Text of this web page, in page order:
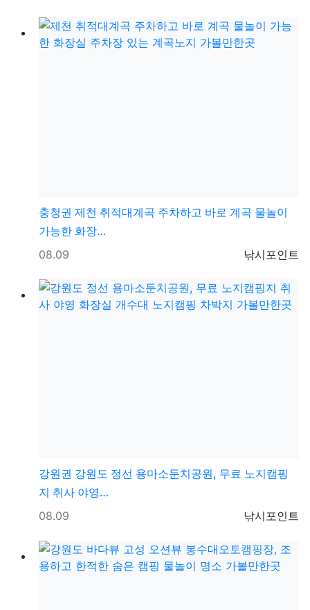
충청권 제천 취적대계곡 주차하고 바로 계곡 물놀이
가능한 화장…
등록자
낚시포인트
등록일
08.09
강원권 강원도 정선 용마소둔치공원, 무료 노지캠핑
지 취사 야영…
등록자
낚시포인트
등록일
08.09